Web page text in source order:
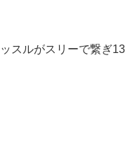
スルがスリーで繋ぎ13